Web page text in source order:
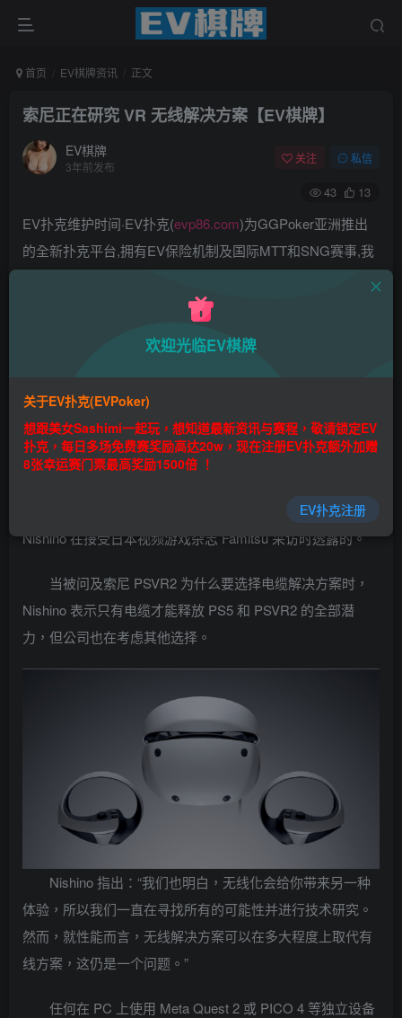
首页 EV棋牌资讯 正文
索尼正在研究 VR 无线解决方案【EV棋牌】
EV棋牌
3年前发布
关注 私信
43 13
EV扑克维护时间·EV扑克(evp86.com)为GGPoker亚洲推出
的全新扑克平台,拥有EV保险机制及国际MTT和SNG赛事,我
们具备完善的国际认可,致力提供国内最公平与公正的竞技环
乐场|EV扑克小游戏——EV扑克导航(www.evpks.com)
乐场|EV扑克游戏网址发布页——EV扑克下载
(www.evpk66.com)
在研究无线 VR。这是索尼平台体验高级副总裁 Hideaki
Nishino 在接受日本视频游戏杂志 Famitsu 采访时透露的。
当被问及索尼 PSVR2 为什么要选择电缆解决方案时，
Nishino 表示只有电缆才能释放 PS5 和 PSVR2 的全部潜
力，但公司也在考虑其他选择。
Nishino 指出：“我们也明白，无线化会给你带来另一种
体验，所以我们一直在寻找所有的可能性并进行技术研究。
然而，就性能而言，无线解决方案可以在多大程度上取代有
线方案，这仍是一个问题。”
任何在 PC 上使用 Meta Quest 2 或 PICO 4 等独立设备
欢迎光临EV棋牌
关于EV扑克(EVPoker)
想跟美女Sashimi一起玩，想知道最新资讯与赛程，敬请锁定EV
扑克，每日多场免费赛奖励高达20w，现在注册EV扑克额外加赠
8张幸运赛门票最高奖励1500倍 ！
EV扑克注册